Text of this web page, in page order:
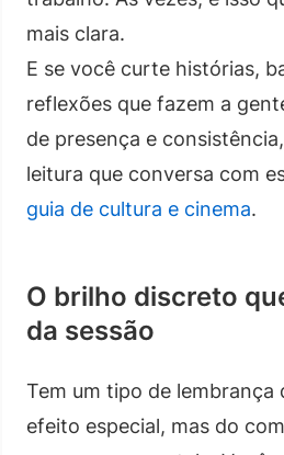
mais clara.
E se você curte histórias,
reflexões que fazem a
de presença e
leitura que conversa com
guia de cultura e cinema.
O brilho discreto
da sessão
Tem um tipo de lembrança
efeito especial, mas do